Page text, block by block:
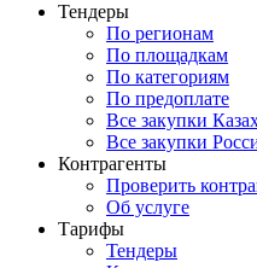
Тендеры
По регионам
По площадкам
По категориям
По предоплате
Все закупки
Все закупки
Контрагенты
Проверить
Об услуге
Тарифы
Тендеры